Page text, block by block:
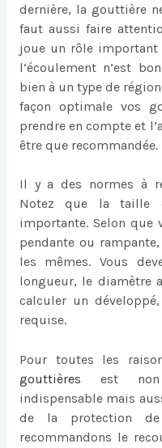
dernière, la gouttière
faut aussi faire
joue un rôle important
l’écoulement n’est
bien à un type de
façon optimale vos
prendre en compte et
être que recommandée.
Il y a des normes à
Notez que la taille
importante. Selon que
pendante ou
les mêmes. Vous
longueur, le diamètre
calculer un
requise.
Pour toutes les
gouttières
est
indispensable mais
de la protection
recommandons le